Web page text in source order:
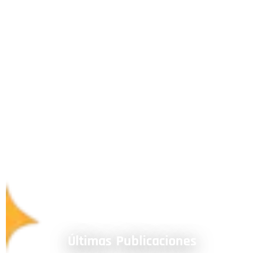
Últimas Publicaciones